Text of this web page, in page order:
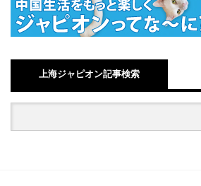
上海ジャピオン記事検索